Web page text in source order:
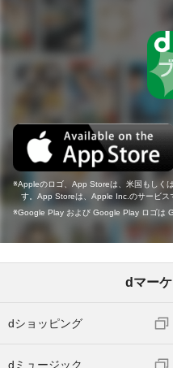
Appleのロゴ、App Storeは、米国もしく
す。App Storeは、Apple Inc.のサービス
Google Play および Google Play ロゴは
dマー
dショッピング
dミュージック